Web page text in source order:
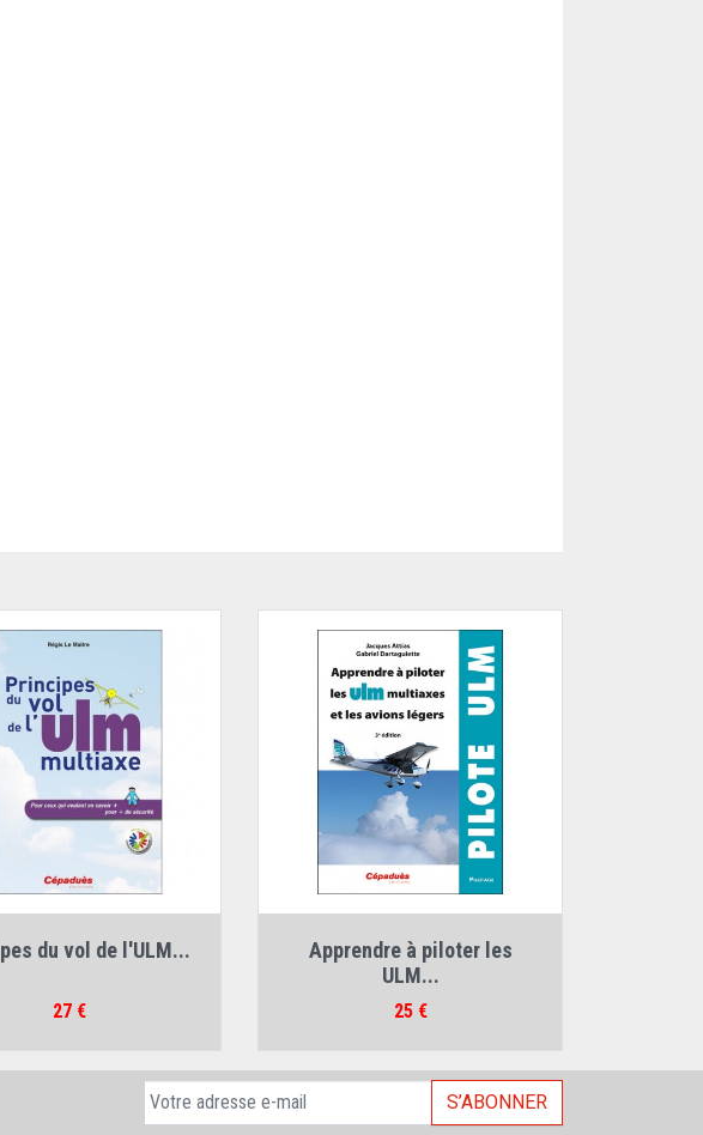
du vol de l'ULM...
Prix
27 €
Gabriel Dartaguiette,Jacques Attias
Apprendre à piloter les
ULM...
Prix
25 €
S’ABONNER